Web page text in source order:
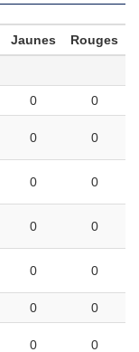
Jaunes Rouges
0 0
0 0
0 0
0 0
0 0
0 0
0 0